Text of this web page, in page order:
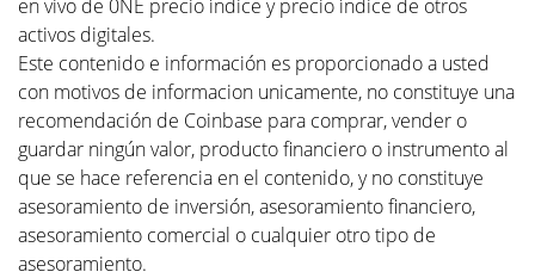
en vivo de 0NE precio índice y precio índice de otros
activos digitales.
Este contenido e información es proporcionado a usted
con motivos de informacion unicamente, no constituye una
recomendación de Coinbase para comprar, vender o
guardar ningún valor, producto financiero o instrumento al
que se hace referencia en el contenido, y no constituye
asesoramiento de inversión, asesoramiento financiero,
asesoramiento comercial o cualquier otro tipo de
asesoramiento.